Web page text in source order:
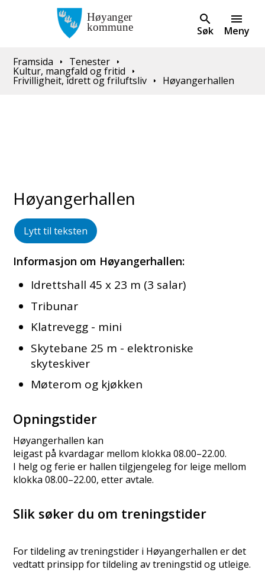
Søk Meny
Du er her:
Framsida Tenester
Kultur, mangfald og fritid
Frivilligheit, idrett og friluftsliv Høyangerhallen
Høyangerhallen
Lytt til teksten
Informasjon om Høyangerhallen:
Idrettshall 45 x 23 m (3 salar)
Tribunar
Klatrevegg - mini
Skytebane 25 m - elektroniske
skyteskiver
Møterom og kjøkken
Opningstider
Høyangerhallen kan
leigast på kvardagar mellom klokka 08.00–22.00.
I helg og ferie er hallen tilgjengeleg for leige mellom
klokka 08.00–22.00, etter avtale.
Slik søker du om treningstider
For tildeling av treningstider i Høyangerhallen er det
vedtatt prinsipp for tildeling av treningstid og utleige.